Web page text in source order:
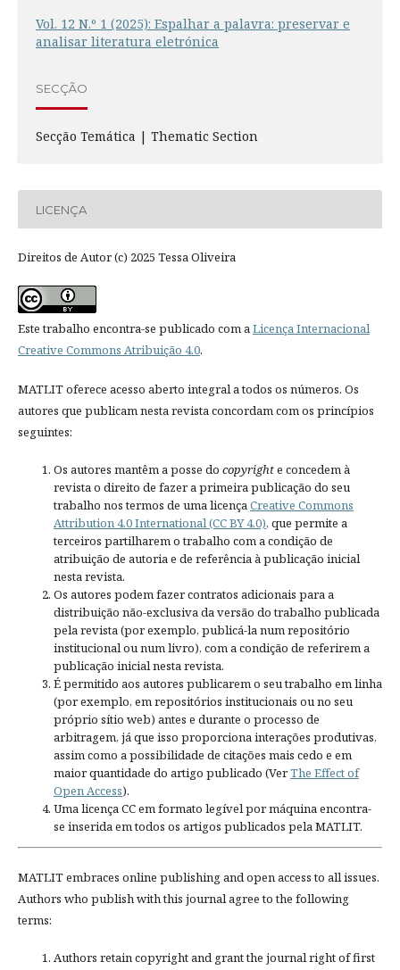
Vol. 12 N.º 1 (2025): Espalhar a palavra: preservar e
analisar literatura eletrónica
SECÇÃO
Secção Temática | Thematic Section
LICENÇA
Direitos de Autor (c) 2025 Tessa Oliveira
Este trabalho encontra-se publicado com aLicença Internacional
Creative Commons Atribuição 4.0.
MATLIT oferece acesso aberto integral a todos os números. Os
autores que publicam nesta revista concordam com os princípios
seguintes:
Os autores mantêm a posse do copyrighte concedem à
revista o direito de fazer a primeira publicação do seu
trabalho nos termos de uma licençaCreative Commons
Attribution 4.0 International (CC BY 4.0), que permite a
terceiros partilharem o trabalho com a condição de
atribuição de autoria e de referência à publicação inicial
nesta revista.
Os autores podem fazer contratos adicionais para a
distribuição não-exclusiva da versão do trabalho publicada
pela revista (por exemplo, publicá-la num repositório
institucional ou num livro), com a condição de referirem a
publicação inicial nesta revista.
É permitido aos autores publicarem o seu trabalho em linha
(por exemplo, em repositórios institucionais ou no seu
próprio sítio web) antes e durante o processo de
arbitragem, já que isso proporciona interações produtivas,
assim como a possibilidade de citações mais cedo e em
maior quantidade do artigo publicado (VerThe Effect of
Open Access).
Uma licença CC em formato legível por máquina encontra-
se inserida em todos os artigos publicados pela MATLIT.
MATLIT embraces online publishing and open access to all issues.
Authors who publish with this journal agree to the following
terms:
Authors retain copyright and grant the journal right of first